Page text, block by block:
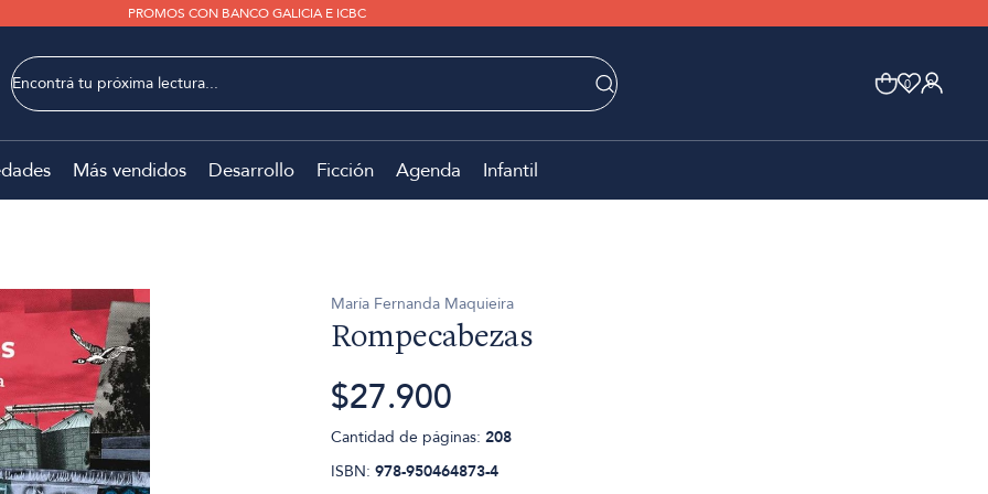
PROMOS CON BANCO GALICIA E ICBC
0 0
Más vendidos Desarrollo Ficción Agenda Infantil
María Fernanda Maquieira
Rompecabezas
$27.900
Cantidad de páginas: 208
ISBN: 978-950464873-4